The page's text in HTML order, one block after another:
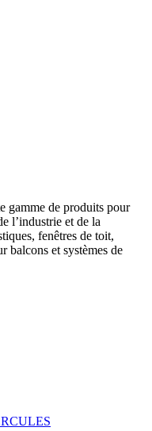
gamme de produits pour
l’industrie et de la
fenêtres de toit,
balcons et systèmes de